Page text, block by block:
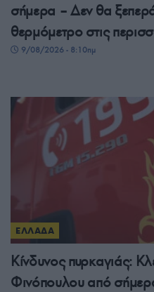
σήμερα – Δεν θα
θερμόμετρο στις
9/08/2026 - 8:10πμ
ΕΛΛΑΔΑ
Κίνδυνος πυρκαγιάς:
Φινόπουλου από